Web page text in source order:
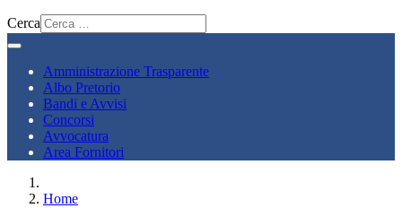
Cerca
Amministrazione Trasparente
Albo Pretorio
Bandi e Avvisi
Concorsi
Avvocatura
Area Fornitori
Home